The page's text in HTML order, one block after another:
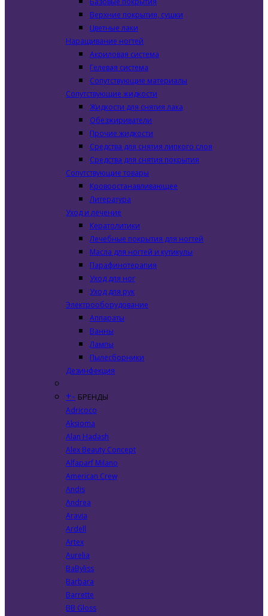
Верхние покрытия, сушки
Цветные лаки
Наращивание ногтей
Акриловая система
Гелевая система
Сопутствующие материалы
Сопутствующие жидкости
Жидкости для снятия лака
Обезжириватели
Прочие жидкости
Средства для снятия липкого слоя
Средства для снятия покрытия
Сопутствующие товары
Кровоостанавливающее
Литература
Уход и лечение
Кератолитики
Лечебные покрытия для ногтей
Масла для ногтей и кутикулы
Парафинотерапия
Уход для ног
Уход для рук
Электрооборудование
Аппараты
Ванны
Лампы
Пылесборники
Дезинфекция
+- БРЕНДЫ
Adricoco
Aksioma
Alan Hadash
Alex Beauty Concept
Alfaparf Milano
American Crew
Andis
Andrea
Aravia
Ardell
Artex
Aurelia
BaByliss
Barbara
Barrette
BB Gloss